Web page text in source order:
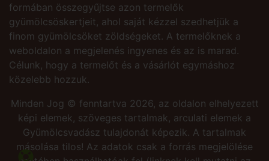
formában összegyűjtse azon termelők
gyümölcsöskertjeit, ahol saját kézzel szedhetjük a
finom gyümölcsöket zöldségeket. A termelőknek a
weboldalon a megjelenés ingyenes és az is marad.
Célunk, hogy a termelőt és a vásárlót egymáshoz
közelebb hozzuk.
Minden Jog © fenntartva 2026, az oldalon elhelyezett
képi elemek, szöveges tartalmak, arculati elemek a
Gyümölcsvadász tulajdonát képezik. A tartalmak
másolása tilos! Az adatok csak a forrás megjelölése